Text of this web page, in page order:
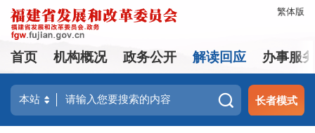
繁体版
首页 机构概况 政务公开 解读回应 办事服
长者模式